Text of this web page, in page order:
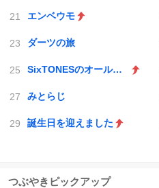
エンベウモ
ダーツの旅
SixTONESのオールナイトニッポン
みとらじ
誕生日を迎えました
つぶやきピックアップ